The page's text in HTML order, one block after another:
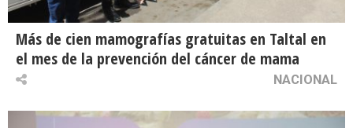
Más de cien mamografías gratuitas en Taltal en
el mes de la prevención del cáncer de mama
NACIONAL